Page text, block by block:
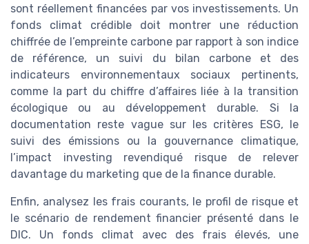
sont réellement financées par vos investissements. Un
fonds climat crédible doit montrer une réduction
chiffrée de l’empreinte carbone par rapport à son indice
de référence, un suivi du bilan carbone et des
indicateurs environnementaux sociaux pertinents,
comme la part du chiffre d’affaires liée à la transition
écologique ou au développement durable. Si la
documentation reste vague sur les critères ESG, le
suivi des émissions ou la gouvernance climatique,
l’impact investing revendiqué risque de relever
davantage du marketing que de la finance durable.
Enfin, analysez les frais courants, le profil de risque et
le scénario de rendement financier présenté dans le
DIC. Un fonds climat avec des frais élevés, une